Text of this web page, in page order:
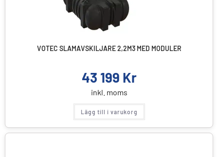
VOTEC SLAMAVSKILJARE 2,2M3 MED MODULER
43 199 Kr
inkl. moms
Lägg till i varukorg